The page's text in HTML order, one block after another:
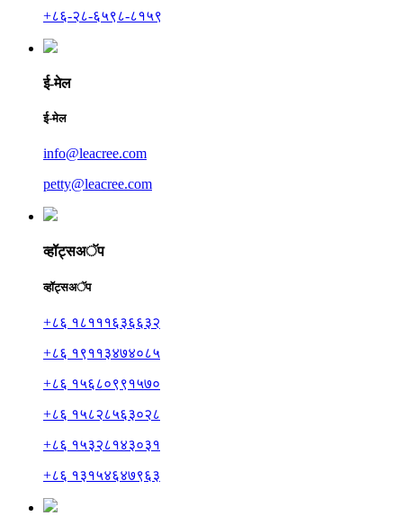
+८६-२८-६५९८-८१५९
ई-मेल
ई-मेल
info@leacree.com
petty@leacree.com
व्हॉट्सअॅप
व्हॉट्सअॅप
+८६ १८१११६३६६३२
+८६ १९११३४७४०८५
+८६ १५६८०९९१५७०
+८६ १५८२८५६३०२८
+८६ १५३२८१४३०३१
+८६ १३१५४६४७९६३